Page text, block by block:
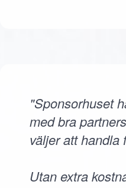
"Sponsorhuset
med bra
väljer att handla
Utan extra